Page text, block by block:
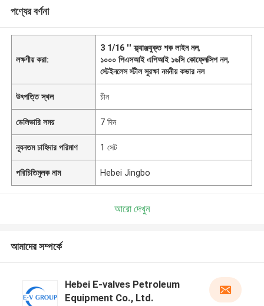
পণ্যের বর্ণনা
লক্ষণীয় করা:
3 1/16 ′′ ফ্ল্যাঞ্জযুক্ত শক লাইন নল,
১০০০ পিএসআই এপিআই ১৬সি কোফ্লেক্সিপ নল,
স্টেইনলেস স্টীল সুরক্ষা নমনীয় কভার নল
উৎপত্তি স্থল চীন
ডেলিভারি সময় 7 দিন
ন্যূনতম চাহিদার পরিমাণ 1 সেট
পরিচিতিমুলক নাম Hebei Jingbo
আরো দেখুন
আমাদের সম্পর্কে
Hebei E-valves Petroleum
Equipment Co., Ltd.